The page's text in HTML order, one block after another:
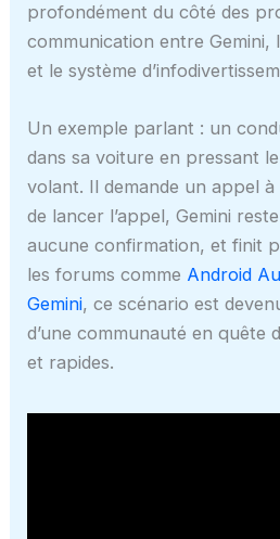
profondément du côté des
communication entre Gemini,
et le système
Un exemple parlant : un
dans sa voiture en pressant
volant. Il demande un appel
de lancer l’appel, Gemini
aucune confirmation, et finit
les forums comme Android
Gemini, ce scénario est
d’une communauté en quête
et rapides.